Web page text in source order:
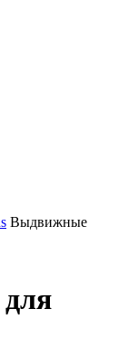
Выдвижные